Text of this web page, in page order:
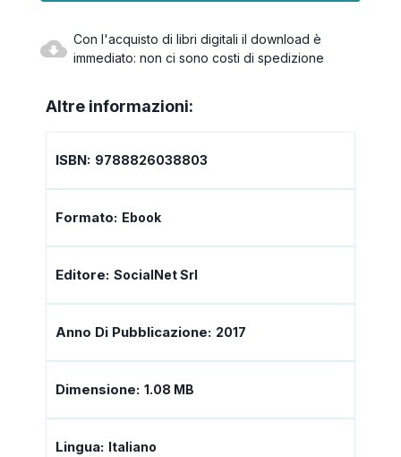
Con l'acquisto di libri digitali il download è
immediato: non ci sono costi di spedizione
Altre informazioni:
ISBN: 9788826038803
Formato: Ebook
Editore: SocialNet Srl
Anno Di Pubblicazione: 2017
Dimensione: 1.08 MB
Lingua: Italiano